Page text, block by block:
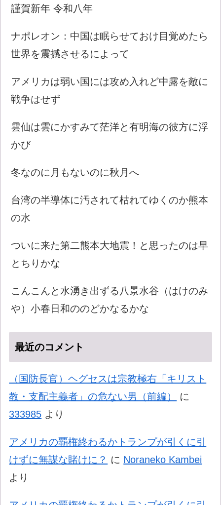
謹賀新年 令和八年
ナポレオン：中国は眠らせておけ目覚めたら
世界を震撼させるによって
アメリカは弱い国には攻め入れど中露を敵に
戦争はせず
雲仙は雲にかすみて茫洋と有明海の彼方に浮
かび
冬なのに月もないのに秋月へ
台湾の半導体に汚されて枯れてゆくのか熊本
の水
ついに来た第二熊本大地震！と思ったのは早
とちりかな
こんこんと水湧き出ずる八景水谷（はけのみ
や）小春日和ののどかなるかな
最近のコメント
（国防長官）ヘグセスは宗教極右「キリスト
教・支配主義者」の危ない男（前編）
に
333985 より
アメリカの覇権終わるかトランプが引くに引
けずに無謀な賭けに？ に Noraneko Kambei
より